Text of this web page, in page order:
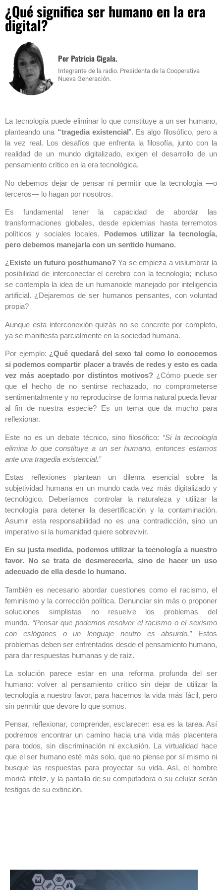
¿Qué significa ser humano en la era
digital?
Por Patricia Cigala.
Integrante de la radio. Presidenta de la Cooperativa
Nueva Generación.
La tecnología puede eliminar lo que constituye a un ser humano,
planteando una “tragedia existencial”. Es algo filosófico, pero a
la vez real. Los desafíos que enfrenta la filosofía, junto con la
realidad de un mundo digitalizado, exigen el desarrollo de un
pensamiento crítico en la era tecnológica.
No debemos dejar de pensar ni permitir que la tecnología —o
terceros— lo hagan por nosotros.
Es fundamental tener la capacidad de abordar las
transformaciones globales, desde epidemias hasta terremotos
políticos y sociales locales. Podemos utilizar la tecnología,
pero debemos manejarla con un sentido humano.
¿Existe un futuro posthumano?Ya se empieza a vislumbrar la
posibilidad de interconectar el cerebro con la tecnología; incluso
se contempla la idea de un humanoide manejado por inteligencia
artificial. ¿Dejaremos de ser humanos pensantes, con voluntad
propia?
Aunque esta interconexión quizás no se concrete por completo,
ya se manifiesta parcialmente en la sociedad humana.
Por ejemplo: ¿Qué quedará del sexo tal como lo conocemos
si podemos compartir placer a través de redes y esto es cada
vez más aceptado por distintos motivos? ¿Cómo puede ser
que el hecho de no sentirse rechazado, no comprometerse
sentimentalmente y no reproducirse de forma natural pueda llevar
al fin de nuestra especie? Es un tema que da mucho para
reflexionar.
Este no es un debate técnico, sino filosófico: “Si la tecnología
elimina lo que constituye a un ser humano, entonces estamos
ante una tragedia existencial.”
Estas reflexiones plantean un dilema esencial sobre la
subjetividad humana en un mundo cada vez más digitalizado y
tecnológico. Deberíamos controlar la naturaleza y utilizar la
tecnología para detener la desertificación y la contaminación.
Asumir esta responsabilidad no es una contradicción, sino un
imperativo si la humanidad quiere sobrevivir.
En su justa medida, podemos utilizar la tecnología a nuestro
favor. No se trata de desmerecerla, sino de hacer un uso
adecuado de ella desde lo humano.
También es necesario abordar cuestiones como el racismo, el
feminismo y la corrección política. Denunciar sin más o proponer
soluciones simplistas no resuelve los problemas del
mundo. “Pensar que podemos resolver el racismo o el sexismo
con eslóganes o un lenguaje neutro es absurdo.”Estos
problemas deben ser enfrentados desde el pensamiento humano,
para dar respuestas humanas y de raíz.
La solución parece estar en una reforma profunda del ser
humano: volver al pensamiento crítico sin dejar de utilizar la
tecnología a nuestro favor, para hacernos la vida más fácil, pero
sin permitir que devore lo que somos.
Pensar, reflexionar, comprender, esclarecer: esa es la tarea. Así
podremos encontrar un camino hacia una vida más placentera
para todos, sin discriminación ni exclusión. La virtualidad hace
que el ser humano esté más solo, que no piense por sí mismo ni
busque las respuestas para proyectar su vida. Así, el hombre
morirá infeliz, y la pantalla de su computadora o su celular serán
testigos de su extinción.